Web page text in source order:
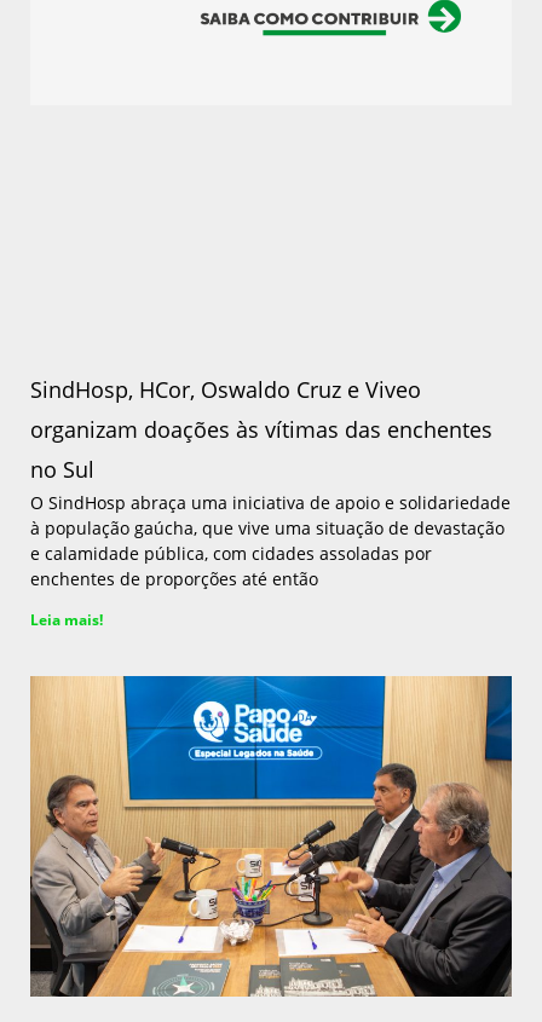
SindHosp, HCor, Oswaldo Cruz e Viveo
organizam doações às vítimas das enchentes
no Sul
O SindHosp abraça uma iniciativa de apoio e solidariedade
à população gaúcha, que vive uma situação de devastação
e calamidade pública, com cidades assoladas por
enchentes de proporções até então
Leia mais!